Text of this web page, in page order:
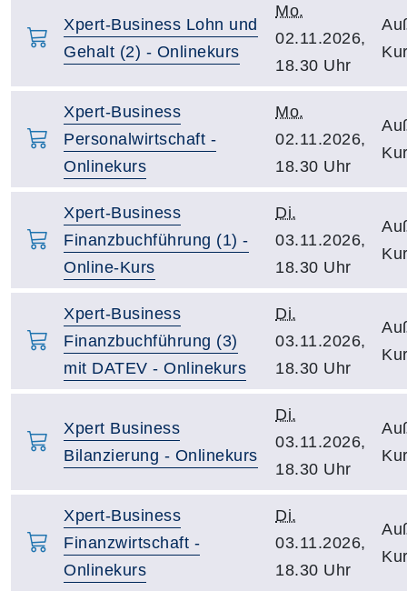
Xpert-Business Lohn und
Gehalt (2) - Onlinekurs
Mo.
02.11.2026,
18.30 Uhr
Xpert-Business
Personalwirtschaft -
Onlinekurs
Mo.
02.11.2026,
18.30 Uhr
Xpert-Business
Finanzbuchführung (1) -
Online-Kurs
Di.
03.11.2026,
18.30 Uhr
Xpert-Business
Finanzbuchführung (3)
mit DATEV - Onlinekurs
Di.
03.11.2026,
18.30 Uhr
Xpert Business
Bilanzierung - Onlinekurs
Di.
03.11.2026,
18.30 Uhr
Xpert-Business
Finanzwirtschaft -
Onlinekurs
Di.
03.11.2026,
18.30 Uhr